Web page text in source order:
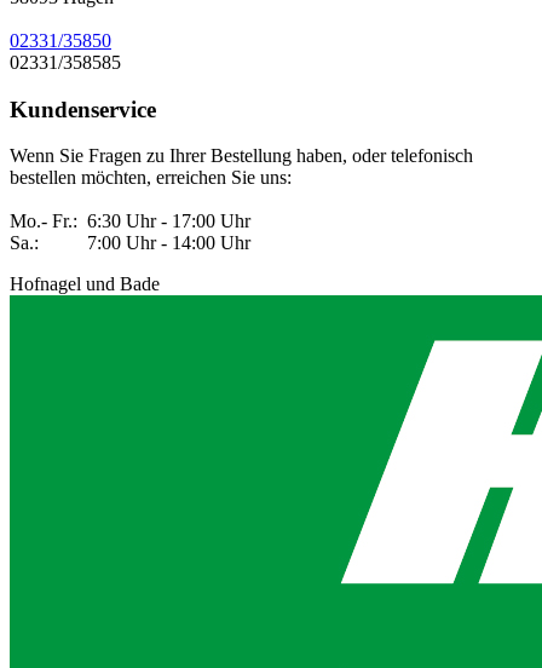
02331/35850
02331/358585
Kundenservice
Wenn Sie Fragen zu Ihrer Bestellung haben, oder telefonisch
bestellen möchten, erreichen Sie uns:
Mo.- Fr.: 6:30 Uhr - 17:00 Uhr
Sa.: 7:00 Uhr - 14:00 Uhr
Hofnagel und Bade